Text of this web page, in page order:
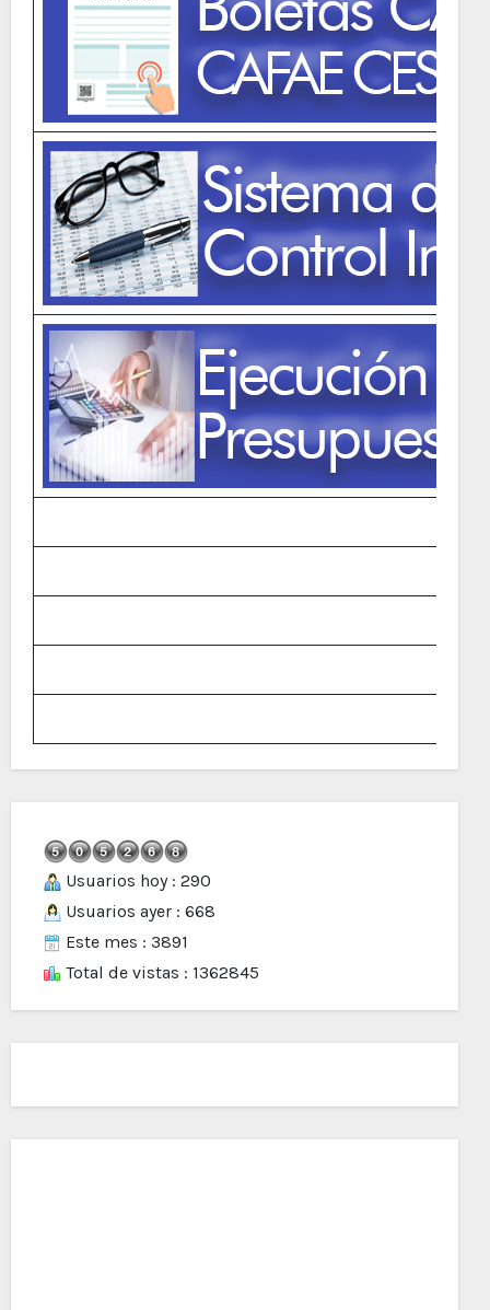
Usuarios hoy : 290
Usuarios ayer : 668
Este mes : 3891
Total de vistas : 1362845